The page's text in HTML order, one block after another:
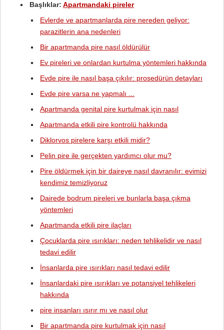
Başlıklar: Apartmandaki pireler
Evlerde ve apartmanlarda pire nereden geliyor:
parazitlerin ana nedenleri
Bir apartmanda pire nasıl öldürülür
Ev pireleri ve onlardan kurtulma yöntemleri hakkında
Evde pire ile nasıl başa çıkılır: prosedürün detayları
Evde pire varsa ne yapmalı ...
Apartmanda genital pire kurtulmak için nasıl
Apartmanda etkili pire kontrolü hakkında
Diklorvos pirelere karşı etkili midir?
Pelin pire ile gerçekten yardımcı olur mu?
Pire öldürmek için bir daireye nasıl davranılır: evimizi
kendimiz temizliyoruz
Dairede bodrum pireleri ve bunlarla başa çıkma
yöntemleri
Apartmanda etkili pire ilaçları
Çocuklarda pire ısırıkları: neden tehlikelidir ve nasıl
tedavi edilir
İnsanlarda pire ısırıkları nasıl tedavi edilir
İnsanlardaki pire ısırıkları ve potansiyel tehlikeleri
hakkında
pire insanları ısırır mı ve nasıl olur
Bir apartmanda pire kurtulmak için nasıl